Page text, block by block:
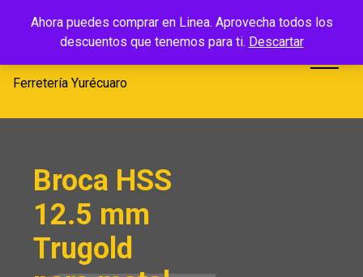
Ahora puedes comprar en Linea. Aprovecha todos los
descuentos que tenemos para ti. Descartar
Ferretería
Yurécuaro
Ferretería Yurécuaro
Broca HSS
12.5 mm
Trugold